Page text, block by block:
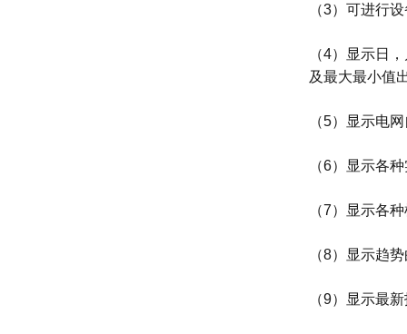
（3）可进行
（4）显示日
及最大最小值
（5）显示电
（6）显示各
（7）显示各
（8）显示趋
（9）显示最